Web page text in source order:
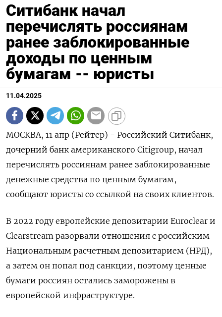
Ситибанк начал
перечислять россиянам
ранее заблокированные
доходы по ценным
бумагам -- юристы
11.04.2025
МОСКВА, 11 апр (Рейтер) - Российский Ситибанк,
дочерний банк американского Citigroup, начал
перечислять россиянам ранее заблокированные
денежные средства по ценным бумагам,
сообщают юристы со ссылкой на своих клиентов.
В 2022 году европейские депозитарии Euroclear и
Clearstream разорвали отношения с российским
Национальным расчетным депозитарием (НРД),
а затем он попал под санкции, поэтому ценные
бумаги россиян остались заморожены в
европейской инфраструктуре.